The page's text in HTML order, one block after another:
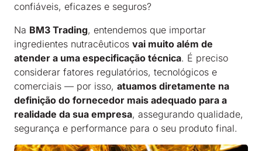
confiáveis, eficazes e seguros?
Na BM3 Trading, entendemos que importar
ingredientes nutracêuticos vai muito além de
atender a uma especificação técnica. É preciso
considerar fatores regulatórios, tecnológicos e
comerciais — por isso, atuamos diretamente na
definição do fornecedor mais adequado para a
realidade da sua empresa, assegurando qualidade,
segurança e performance para o seu produto final.